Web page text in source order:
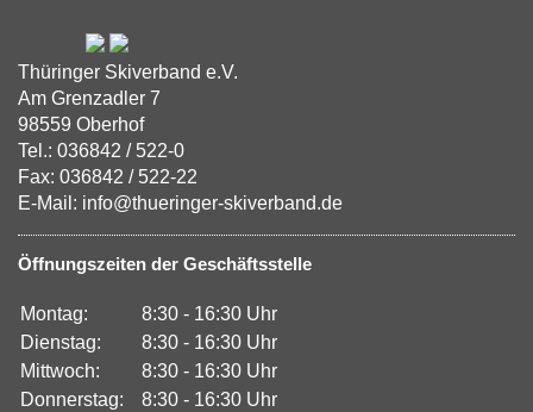
Thüringer Skiverband e.V.
Am Grenzadler 7
98559 Oberhof
Tel.: 036842 / 522-0
Fax: 036842 / 522-22
E-Mail: info@thueringer-skiverband.de
Öffnungszeiten der Geschäftsstelle
Montag:
8:30 - 16:30 Uhr
Dienstag:
8:30 - 16:30 Uhr
Mittwoch:
8:30 - 16:30 Uhr
Donnerstag:
8:30 - 16:30 Uhr